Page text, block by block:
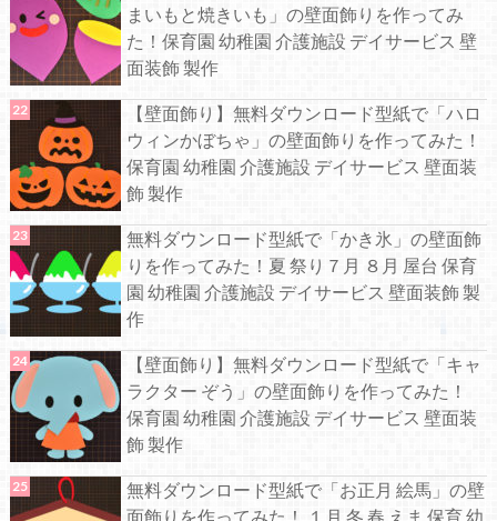
まいもと焼きいも」の壁面飾りを作ってみ
た！保育園 幼稚園 介護施設 デイサービス 壁
面装飾 製作
【壁面飾り】無料ダウンロード型紙で「ハロ
ウィンかぼちゃ」の壁面飾りを作ってみた！
保育園 幼稚園 介護施設 デイサービス 壁面装
飾 製作
無料ダウンロード型紙で「かき氷」の壁面飾
りを作ってみた！夏 祭り７月 ８月 屋台 保育
園 幼稚園 介護施設 デイサービス 壁面装飾 製
作
【壁面飾り】無料ダウンロード型紙で「キャ
ラクター ぞう」の壁面飾りを作ってみた！
保育園 幼稚園 介護施設 デイサービス 壁面装
飾 製作
無料ダウンロード型紙で「お正月 絵馬」の壁
面飾りを作ってみた！ １月 冬 春 えま 保育 幼